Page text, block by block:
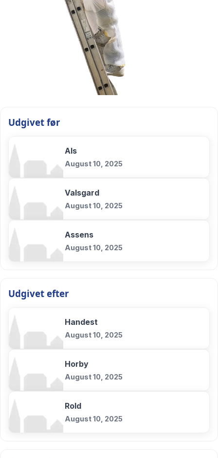
Udgivet før
Als
August 10, 2025
Valsgard
August 10, 2025
Assens
August 10, 2025
Udgivet efter
Handest
August 10, 2025
Horby
August 10, 2025
Rold
August 10, 2025